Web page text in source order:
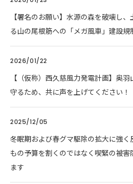
【署名のお願い】水源の森を破壊し
る山の尾根筋への「メガ風車」建設規
2026/01/22
【（仮称）西久慈風力発電計画】奥
守るため、共に声を上げてください！
2025/12/05
冬眠期および春グマ駆除の拡大に強
もの予算を割くのではなく喫緊の被
ます